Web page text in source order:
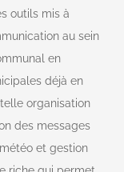
outils mis à
au sein
en
déjà en
organisation
des messages
et gestion